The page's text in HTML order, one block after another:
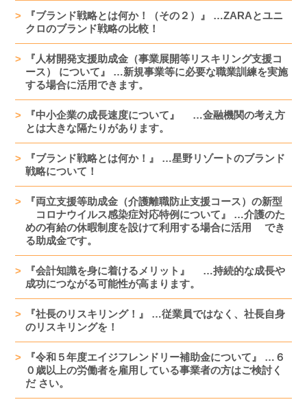
『ブランド戦略とは何か！（その２）』 …ZARAとユニ
クロのブランド戦略の比較！
『人材開発支援助成金（事業展開等リスキリング支援コ
ース） について』 …新規事業等に必要な職業訓練を実施
する場合に活用できます。
『中小企業の成長速度について』 …金融機関の考え方
とは大きな隔たりがあります。
『ブランド戦略とは何か！』 …星野リゾートのブランド
戦略について！
『両立支援等助成金（介護離職防止支援コース）の新型
コロナウイルス感染症対応特例について』 …介護のた
めの有給の休暇制度を設けて利用する場合に活用 でき
る助成金です。
『会計知識を身に着けるメリット』 …持続的な成長や
成功につながる可能性が高まります。
『社長のリスキリング！』 …従業員ではなく、社長自身
のリスキリングを！
『令和５年度エイジフレンドリー補助金について』 …６
０歳以上の労働者を雇用している事業者の方はご検討く
だ さい。